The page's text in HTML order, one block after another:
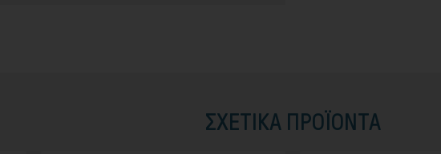
ΣΧΕΤΙΚΆ ΠΡΟΪΟΝΤΑ